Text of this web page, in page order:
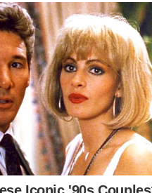
ഇടപാടുകൾ
അമേരിക്ക
വലിയ
of State Marco Rubio America